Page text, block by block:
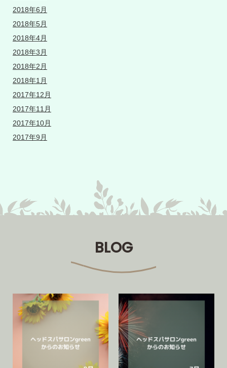
2018年6月
2018年5月
2018年4月
2018年3月
2018年2月
2018年1月
2017年12月
2017年11月
2017年10月
2017年9月
BLOG